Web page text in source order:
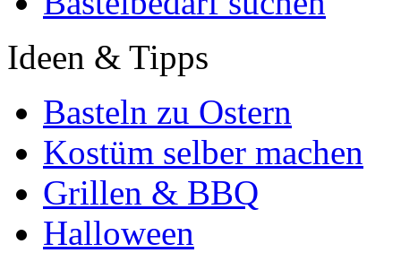
Ideen & Tipps
Basteln zu Ostern
Kostüm selber machen
Grillen & BBQ
Halloween